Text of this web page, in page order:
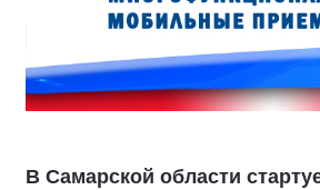
В Самарской области